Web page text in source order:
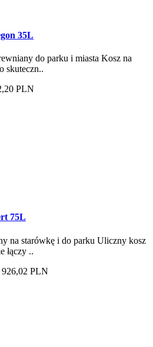
35L
do parku i miasta Kosz na
skuteczn..
PLN
75L
na starówkę i do parku Uliczny kosz
łączy ..
926,02 PLN